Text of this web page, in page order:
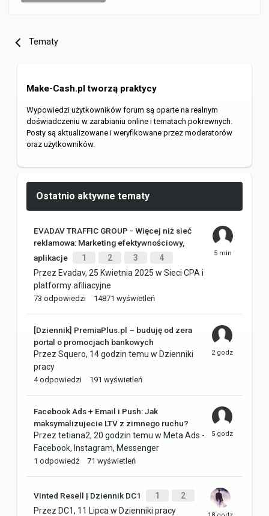
Tematy
Make-Cash.pl tworzą praktycy
Wypowiedzi użytkowników forum są oparte na realnym
doświadczeniu w zarabianiu online i tematach pokrewnych.
Posty są aktualizowane i weryfikowane przez moderatorów
oraz użytkowników.
Ostatnio aktywne tematy
EVADAV TRAFFIC GROUP - Więcej niż sieć
reklamowa: Marketing efektywnościowy,
aplikacje
1 2 3
4
Przez Evadav, 25 Kwietnia 2025 w Sieci CPA i
platformy afiliacyjne
73 odpowiedzi 14871 wyświetleń
[Dziennik] PremiaPlus.pl – buduję od zera
portal o promocjach bankowych
Przez Squero, 14 godzin temu w Dzienniki
pracy
4 odpowiedzi 191 wyświetleń
Facebook Ads + Email i Push: Jak
maksymalizujecie LTV z zimnego ruchu?
Przez tetiana2, 20 godzin temu w Meta Ads -
Facebook, Instagram, Messenger
1 odpowiedź 71 wyświetleń
Vinted Resell | Dziennik DC1 1
2
Przez DC1, 11 Lipca w Dzienniki pracy